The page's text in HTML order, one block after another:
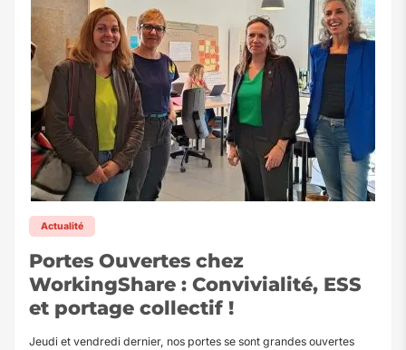
Actualité
Portes Ouvertes chez
WorkingShare : Convivialité, ESS
et portage collectif !
Jeudi et vendredi dernier, nos portes se sont grandes ouvertes